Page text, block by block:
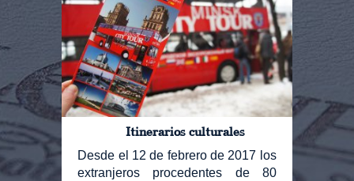
Itinerarios culturales
Desde el 12 de febrero de 2017 los
extranjeros procedentes de 80